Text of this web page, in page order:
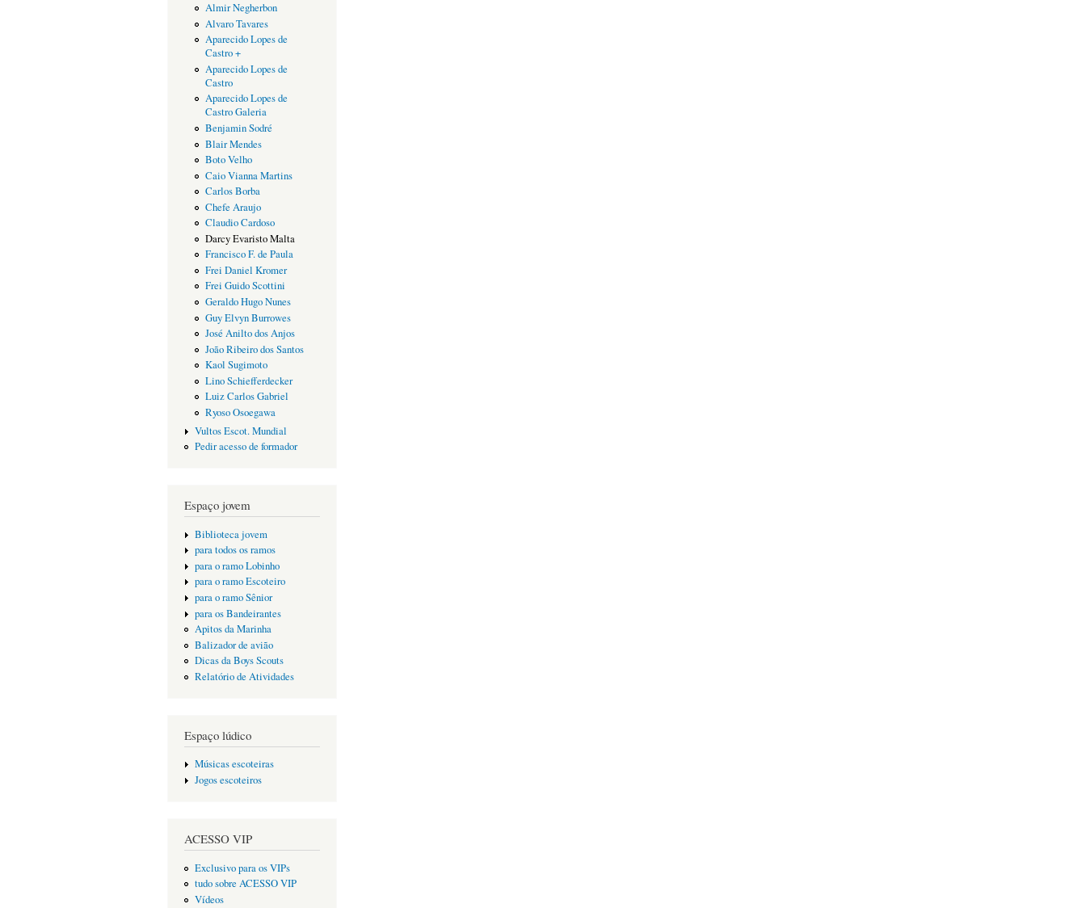
Almir Negherbon
Alvaro Tavares
Aparecido Lopes de
Castro +
Aparecido Lopes de
Castro
Aparecido Lopes de
Castro Galeria
Benjamin Sodré
Blair Mendes
Boto Velho
Caio Vianna Martins
Carlos Borba
Chefe Araujo
Claudio Cardoso
Darcy Evaristo Malta
Francisco F. de Paula
Frei Daniel Kromer
Frei Guido Scottini
Geraldo Hugo Nunes
Guy Elvyn Burrowes
José Anilto dos Anjos
João Ribeiro dos Santos
Kaol Sugimoto
Lino Schiefferdecker
Luiz Carlos Gabriel
Ryoso Osoegawa
Vultos Escot. Mundial
Pedir acesso de formador
Espaço jovem
Biblioteca jovem
para todos os ramos
para o ramo Lobinho
para o ramo Escoteiro
para o ramo Sênior
para os Bandeirantes
Apitos da Marinha
Balizador de avião
Dicas da Boys Scouts
Relatório de Atividades
Espaço lúdico
Músicas escoteiras
Jogos escoteiros
ACESSO VIP
Exclusivo para os VIPs
tudo sobre ACESSO VIP
Vídeos